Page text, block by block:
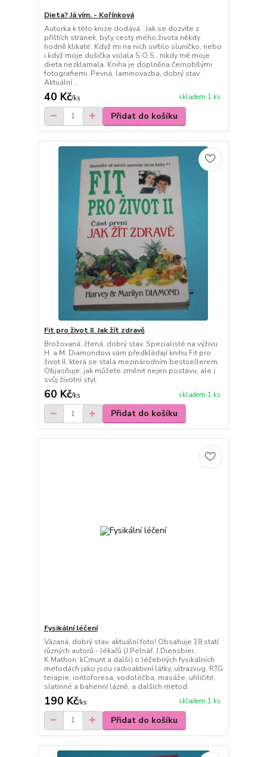
Dieta? Já vím. - Kořínková
Autorka k této knize dodává : Jak se dozvíte z
příštích stránek, byly cesty mého života někdy
hodně klikaté. Když mi na nich svítilo sluníčko, nebo
i když moje dušička volala S.O.S., nikdy mě moje
dieta nezklamala. Kniha je doplněna černobílými
fotografiemi. Pevná, laminovazba, dobrý stav.
Aktuální ...
40 Kč/ks skladem 1 ks
Přidat do košíku
Fit pro život II. Jak žít zdravě
Brožovaná, čtená, dobrý stav. Specialisté na výživu
H. a M. Diamondovi vám předkládají knihu Fit pro
život II, která se stala mezinárodním bestsellerem.
Objasňuje, jak můžete změnit nejen postavu, ale i
svůj životní styl.
60 Kč/ks skladem 1 ks
Přidat do košíku
Fysikální léčení
Vázaná, dobrý stav, aktuální foto! Obsahuje 18 statí
různých autorů - lékařů (J.Pelnář, J.Diensbier,
K.Mathon, kCmunt a další) o léčebných fysikálních
metodách jako jsou radioaktivní látky, ultrazvug, RTG
terapie, iontoforesa, vodoléčba, masáže, uhličité,
slatinné a bahenní lázně, a dalších metod.
190 Kč/ks skladem 1 ks
Přidat do košíku